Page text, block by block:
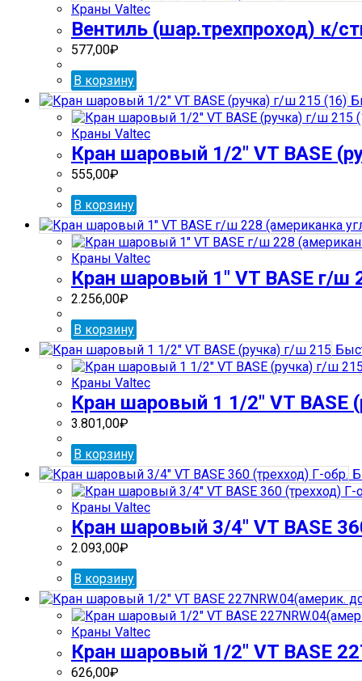
Краны Valtec
Вентиль (шар.трехпроход) к/
577,00₽
В корзину
Краны Valtec
Кран шаровый 1/2″ VT BASE
555,00₽
В корзину
Краны Valtec
Кран шаровый 1″ VT BASE г/ш
2.256,00₽
В корзину
Краны Valtec
Кран шаровый 1 1/2″ VT BASE
3.801,00₽
В корзину
Краны Valtec
Кран шаровый 3/4″ VT BASE
2.093,00₽
В корзину
Краны Valtec
Кран шаровый 1/2″ VT BASE
626,00₽